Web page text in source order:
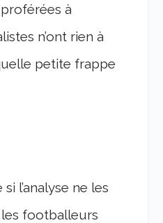
à
n’ont rien à
petite frappe
l’analyse ne les
footballeurs